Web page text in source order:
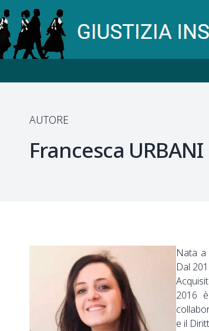
AUTORE
Francesca URBANI
Nata a
Dal
2016
e il